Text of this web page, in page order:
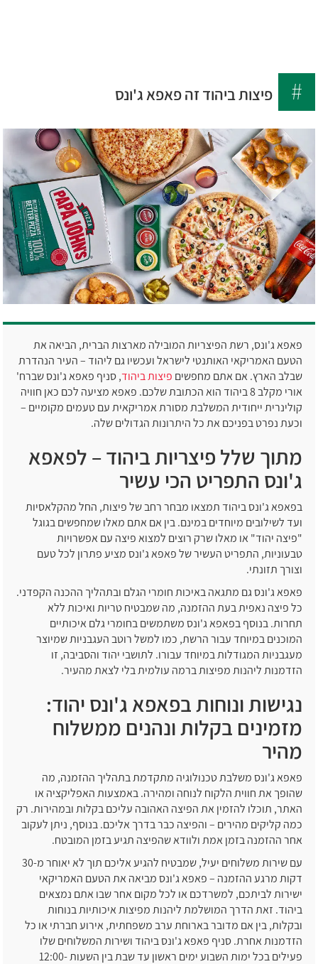
פיצות ביהוד זה פאפא ג'ונס
פאפא ג'ונס, רשת הפיצריות המובילה מארצות הברית, הביאה את
הטעם האמריקאי האותנטי לישראל ועכשיו גם ליהוד – העיר הנהדרת
שבלב הארץ. אם אתם מחפשים פיצות ביהוד, סניף פאפא ג'ונס שברח'
אורי מקלב 8 ביהוד הוא הכתובת שלכם. פאפא מציעה לכם כאן חוויה
קולינרית ייחודית המשלבת מסורת אמריקאית עם טעמים מקומיים –
וכעת נפרט בפניכם את כל היתרונות הגדולים שלה.
מתוך שלל פיצריות ביהוד – לפאפא
ג'ונס התפריט הכי עשיר
בפאפא ג'ונס ביהוד תמצאו מבחר רחב של פיצות, החל מהקלאסיות
ועד לשילובים מיוחדים במינם. בין אם אתם מאלו שמחפשים בגוגל
"פיצה יהוד" או מאלו שרק רוצים למצוא פיצה עם אפשרויות
טבעוניות, התפריט העשיר של פאפא ג'ונס מציע פתרון לכל טעם
וצורך תזונתי.
פאפא ג'ונס גם מתגאה באיכות חומרי הגלם ובתהליך ההכנה הקפדני.
כל פיצה נאפית בעת ההזמנה, מה שמבטיח טריות ואיכות ללא
תחרות. בנוסף בפאפא ג'ונס משתמשים בחומרי גלם איכותיים
המוכנים במיוחד עבור הרשת, כמו למשל רוטב העגבניות שמיוצר
מעגבניות המגודלות במיוחד עבורו. לתושבי יהוד והסביבה, זו
הזדמנות ליהנות מפיצות ברמה עולמית בלי לצאת מהעיר.
נגישות ונוחות בפאפא ג'ונס יהוד:
מזמינים בקלות ונהנים ממשלוח
מהיר
פאפא ג'ונס משלבת טכנולוגיה מתקדמת בתהליך ההזמנה, מה
שהופך את חווית הלקוח לנוחה ומהירה. באמצעות האפליקציה או
האתר, תוכלו להזמין את הפיצה האהובה עליכם בקלות ובמהירות. רק
כמה קליקים מהירים – והפיצה כבר בדרך אליכם. בנוסף, ניתן לעקוב
אחר ההזמנה בזמן אמת ולוודא שהפיצה תגיע בזמן המובטח.
עם שירות משלוחים יעיל, שמבטיח להגיע אליכם תוך לא יאוחר מ-30
דקות מרגע ההזמנה – פאפא ג'ונס מביאה את הטעם האמריקאי
ישירות לביתכם, למשרדכם או לכל מקום אחר שבו אתם נמצאים
ביהוד. זאת הדרך המושלמת ליהנות מפיצות איכותיות בנוחות
ובקלות, בין אם מדובר בארוחת ערב משפחתית, אירוע חברתי או כל
הזדמנות אחרת. סניף פאפא ג'ונס ביהוד ושירות המשלוחים שלו
פעילים בכל ימות השבוע ימים ראשון עד שבת בין השעות 12:00-